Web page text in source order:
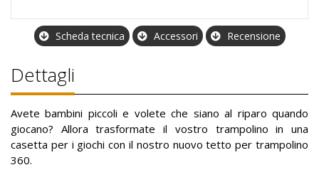
Scheda tecnica Accessori Recensione
Dettagli
Avete bambini piccoli e volete che siano al riparo quando
giocano? Allora trasformate il vostro trampolino in una
casetta per i giochi con il nostro nuovo tetto per trampolino
360.